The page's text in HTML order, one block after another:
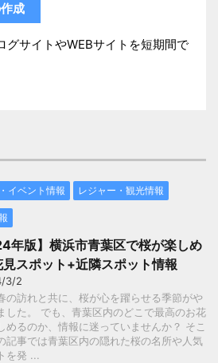
成
サイトやWEBサイトを短期間で
イベント情報 レジャー・観光情報
年版】横浜市青葉区で桜が楽しめ
見スポット+近隣スポット情報
3/2
の訪れと共に、桜が心を躍らせる季節がや
した。 でも、青葉区内のどこで最高のお花
めるのか、情報に迷っていませんか？ そこ
記事では青葉区内の隠れた桜の名所や人気
を発 ...